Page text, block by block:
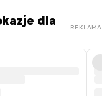
dla
REKLAMA